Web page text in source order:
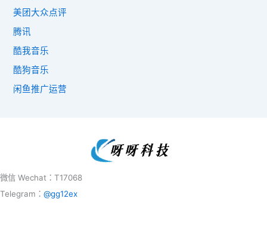
美团大众点评
腾讯
酷我音乐
酷狗音乐
闲鱼推广运营
微信 Wechat：T17068
Telegram： @gg12ex